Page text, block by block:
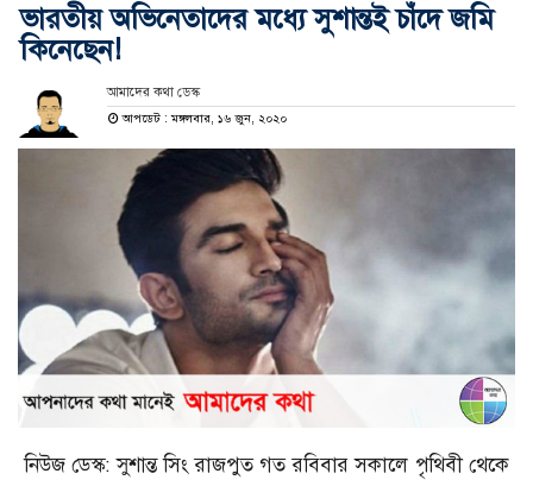
ভারতীয় অভিনেতাদের মধ্যে সুশান্তই চাঁদে জমি
কিনেছেন!
আমাদের কথা ডেস্ক
আপডেট : মঙ্গলবার, ১৬ জুন, ২০২০
নিউজ ডেস্ক: সুশান্ত সিং রাজপুত গত রবিবার সকালে পৃথিবী থেকে